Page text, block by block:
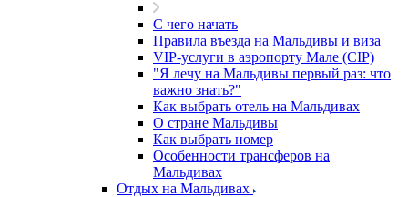
С чего начать
Правила въезда на Мальдивы и виза
VIP-услуги в аэропорту Мале (CIP)
"Я лечу на Мальдивы первый раз: что
важно знать?"
Как выбрать отель на Мальдивах
О стране Мальдивы
Как выбрать номер
Особенности трансферов на
Мальдивах
Отдых на Мальдивах